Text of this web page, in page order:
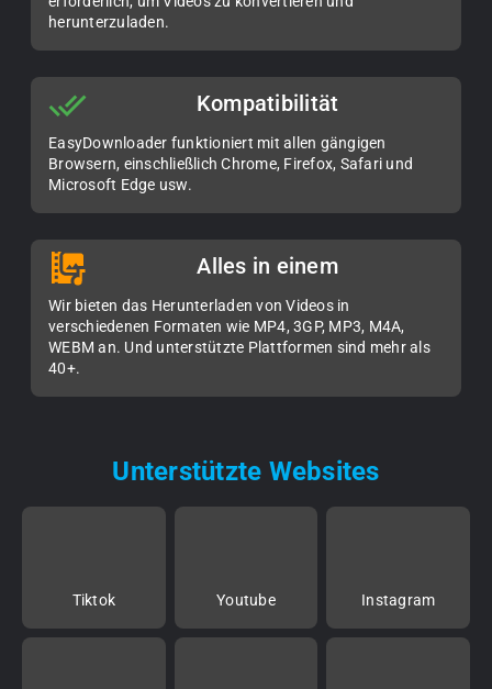
herunterzuladen.
Kompatibilität
EasyDownloader funktioniert mit allen gängigen
Browsern, einschließlich Chrome, Firefox, Safari und
Microsoft Edge usw.
Alles in einem
Wir bieten das Herunterladen von Videos in
verschiedenen Formaten wie MP4, 3GP, MP3, M4A,
WEBM an. Und unterstützte Plattformen sind mehr als
40+.
Unterstützte Websites
Tiktok Youtube Instagram